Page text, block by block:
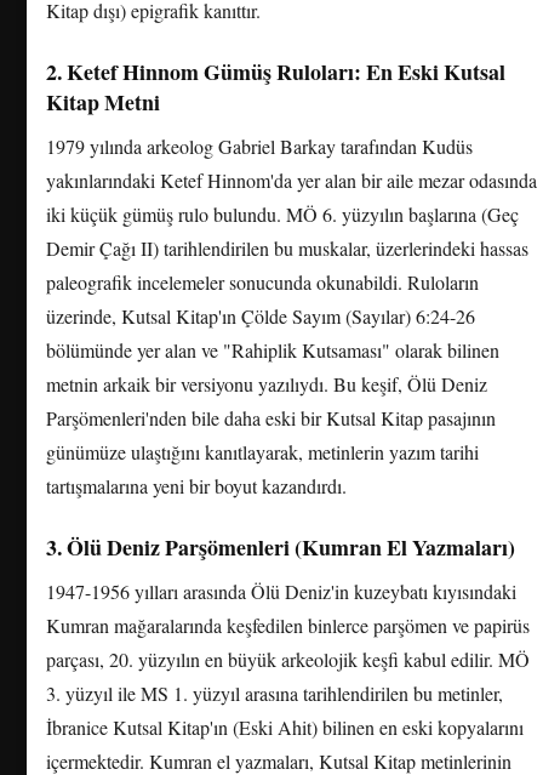
Kitap dışı) epigrafik kanıttır.
2. Ketef Hinnom Gümüş Ruloları: En Eski Kutsal
Kitap Metni
1979 yılında arkeolog Gabriel Barkay tarafından Kudüs
yakınlarındaki Ketef Hinnom'da yer alan bir aile mezar odasında
iki küçük gümüş rulo bulundu. MÖ 6. yüzyılın başlarına (Geç
Demir Çağı II) tarihlendirilen bu muskalar, üzerlerindeki hassas
paleografik incelemeler sonucunda okunabildi. Ruloların
üzerinde, Kutsal Kitap'ın Çölde Sayım (Sayılar) 6:24-26
bölümünde yer alan ve "Rahiplik Kutsaması" olarak bilinen
metnin arkaik bir versiyonu yazılıydı. Bu keşif, Ölü Deniz
Parşömenleri'nden bile daha eski bir Kutsal Kitap pasajının
günümüze ulaştığını kanıtlayarak, metinlerin yazım tarihi
tartışmalarına yeni bir boyut kazandırdı.
3. Ölü Deniz Parşömenleri (Kumran El Yazmaları)
1947-1956 yılları arasında Ölü Deniz'in kuzeybatı kıyısındaki
Kumran mağaralarında keşfedilen binlerce parşömen ve papirüs
parçası, 20. yüzyılın en büyük arkeolojik keşfi kabul edilir. MÖ
3. yüzyıl ile MS 1. yüzyıl arasına tarihlendirilen bu metinler,
İbranice Kutsal Kitap'ın (Eski Ahit) bilinen en eski kopyalarını
içermektedir. Kumran el yazmaları, Kutsal Kitap metinlerinin